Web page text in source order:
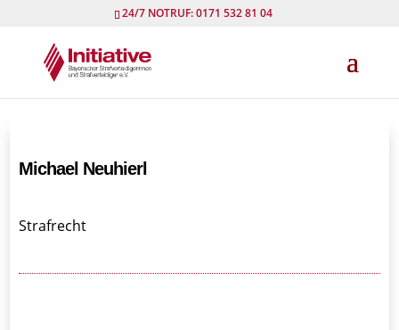
24/7 NOTRUF: 0171 532 81 04
Michael Neuhierl
Strafrecht